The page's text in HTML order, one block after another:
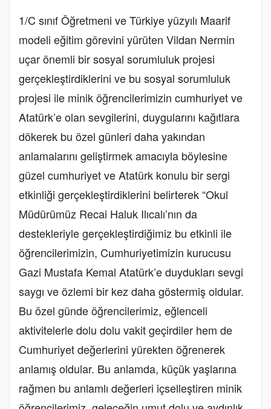
1/C sınıf Öğretmeni ve Türkiye yüzyılı Maarif
modeli eğitim görevini yürüten Vildan Nermin
uçar önemli bir sosyal sorumluluk projesi
gerçekleştirdiklerini ve bu sosyal sorumluluk
projesi ile minik öğrencilerimizin cumhuriyet ve
Atatürk’e olan sevgilerini, duygularını kağıtlara
dökerek bu özel günleri daha yakından
anlamalarını geliştirmek amacıyla böylesine
güzel cumhuriyet ve Atatürk konulu bir sergi
etkinliği gerçekleştirdiklerini belirterek “Okul
Müdürümüz Recai Haluk Ilıcalı’nın da
destekleriyle gerçekleştirdiğimiz bu etkinli ile
öğrencilerimizin, Cumhuriyetimizin kurucusu
Gazi Mustafa Kemal Atatürk’e duydukları sevgi
saygı ve özlemi bir kez daha göstermiş oldular.
Bu özel günde öğrencilerimiz, eğlenceli
aktivitelerle dolu dolu vakit geçirdiler hem de
Cumhuriyet değerlerini yürekten öğrenerek
anlamış oldular. Bu anlamda, küçük yaşlarına
rağmen bu anlamlı değerleri içselleştiren minik